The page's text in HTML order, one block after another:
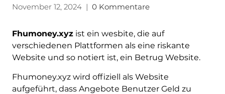
November 12, 2024| 0 Kommentare
Fhumoney.xyzist ein wesbite, die auf
verschiedenen Plattformen als eine riskante
Website und so notiert ist, ein Betrug Website.
Fhumoney.xyz wird offiziell als Website
aufgeführt, dass Angebote Benutzer Geld zu